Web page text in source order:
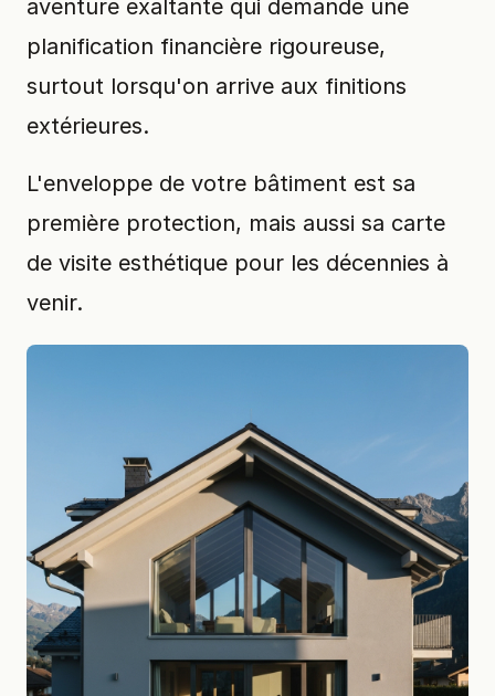
aventure exaltante qui demande une
planification financière rigoureuse,
surtout lorsqu'on arrive aux finitions
extérieures.
L'enveloppe de votre bâtiment est sa
première protection, mais aussi sa carte
de visite esthétique pour les décennies à
venir.